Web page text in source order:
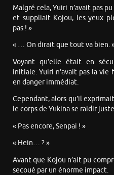
Malgré cela, Yuiri n’avait pas
et suppliait Kojou, les yeux
pas ! »
« … On dirait que tout va bien.
Voyant qu’elle était en
initiale. Yuiri n’avait pas la vie
en danger immédiat.
Cependant, alors qu’il
le corps de Yukina se raidir
« Pas encore, Senpai ! »
« Hein… ? »
Avant que Kojou n’ait pu
secoué par un énorme impact.